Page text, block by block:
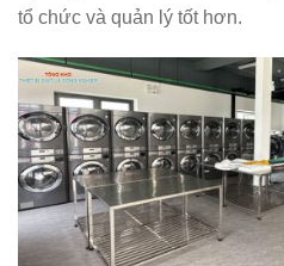
tổ chức và quản lý tốt hơn.